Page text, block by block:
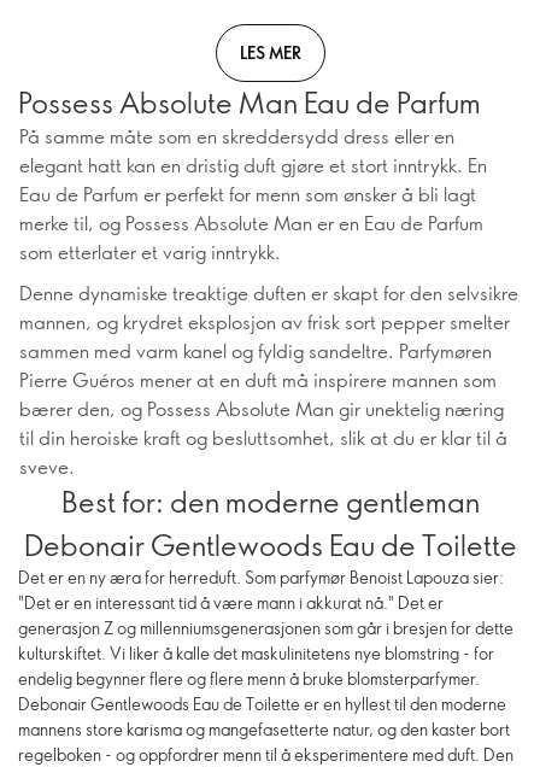
LES MER
Possess Absolute Man Eau de Parfum
På samme måte som en skreddersydd dress eller en
elegant hatt kan en dristig duft gjøre et stort inntrykk. En
Eau de Parfum er perfekt for menn som ønsker å bli lagt
merke til, og Possess Absolute Man er en Eau de Parfum
som etterlater et varig inntrykk.
Denne dynamiske treaktige duften er skapt for den selvsikre
mannen, og krydret eksplosjon av frisk sort pepper smelter
sammen med varm kanel og fyldig sandeltre. Parfymøren
Pierre Guéros mener at en duft må inspirere mannen som
bærer den, og Possess Absolute Man gir unektelig næring
til din heroiske kraft og besluttsomhet, slik at du er klar til å
sveve.
Best for: den moderne gentleman
Debonair Gentlewoods Eau de Toilette
Det er en ny æra for herreduft. Som parfymør Benoist Lapouza sier:
"Det er en interessant tid å være mann i akkurat nå." Det er
generasjon Z og millenniumsgenerasjonen som går i bresjen for dette
kulturskiftet. Vi liker å kalle det maskulinitetens nye blomstring - for
endelig begynner flere og flere menn å bruke blomsterparfymer.
Debonair Gentlewoods Eau de Toilette er en hyllest til den moderne
mannens store karisma og mangefasetterte natur, og den kaster bort
regelboken - og oppfordrer menn til å eksperimentere med duft. Den